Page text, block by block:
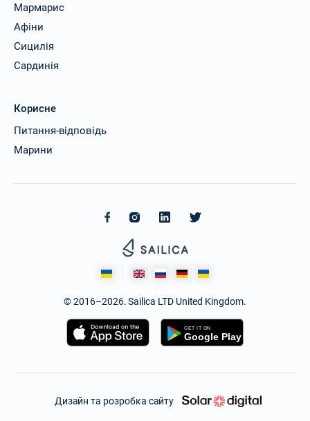
Мармарис
Афіни
Сицилія
Сардинія
Корисне
Питання-відповідь
Марини
© 2016–2026. Sailica LTD United Kingdom.
Дизайн та розробка сайту